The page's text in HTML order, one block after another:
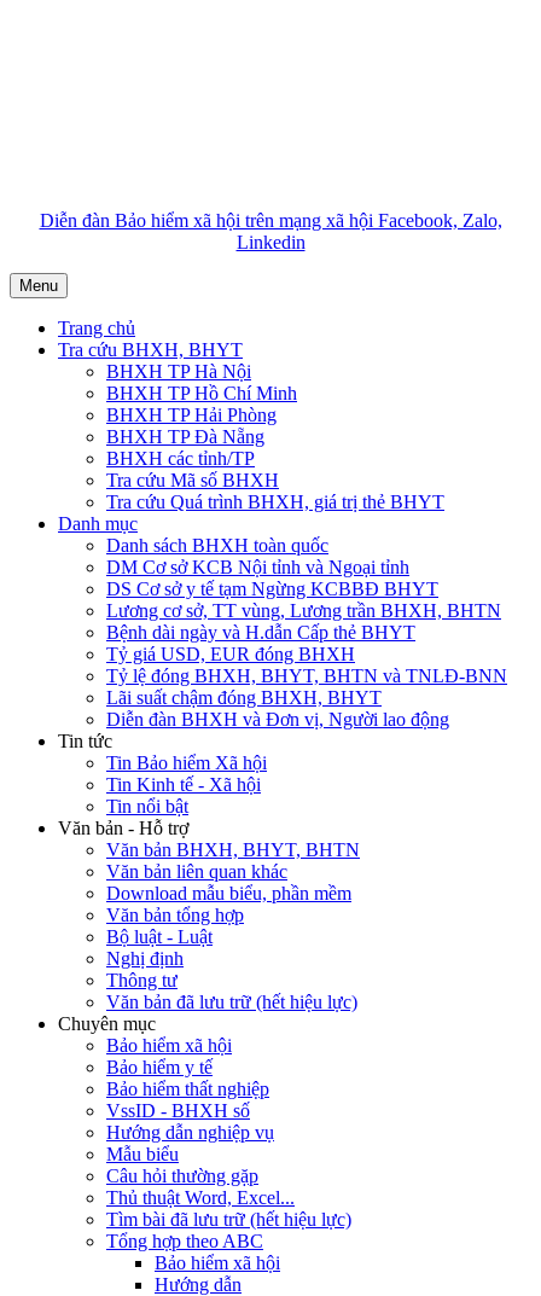
Diễn đàn Bảo hiểm xã hội trên mạng xã hội Facebook, Zalo,
Linkedin
Menu
Trang chủ
Tra cứu BHXH, BHYT
BHXH TP Hà Nội
BHXH TP Hồ Chí Minh
BHXH TP Hải Phòng
BHXH TP Đà Nẵng
BHXH các tỉnh/TP
Tra cứu Mã số BHXH
Tra cứu Quá trình BHXH, giá trị thẻ BHYT
Danh mục
Danh sách BHXH toàn quốc
DM Cơ sở KCB Nội tỉnh và Ngoại tỉnh
DS Cơ sở y tế tạm Ngừng KCBBĐ BHYT
Lương cơ sở, TT vùng, Lương trần BHXH, BHTN
Bệnh dài ngày và H.dẫn Cấp thẻ BHYT
Tỷ giá USD, EUR đóng BHXH
Tỷ lệ đóng BHXH, BHYT, BHTN và TNLĐ-BNN
Lãi suất chậm đóng BHXH, BHYT
Diễn đàn BHXH và Đơn vị, Người lao động
Tin tức
Tin Bảo hiểm Xã hội
Tin Kinh tế - Xã hội
Tin nổi bật
Văn bản - Hỗ trợ
Văn bản BHXH, BHYT, BHTN
Văn bản liên quan khác
Download mẫu biểu, phần mềm
Văn bản tổng hợp
Bộ luật - Luật
Nghị định
Thông tư
Văn bản đã lưu trữ (hết hiệu lực)
Chuyên mục
Bảo hiểm xã hội
Bảo hiểm y tế
Bảo hiểm thất nghiệp
VssID - BHXH số
Hướng dẫn nghiệp vụ
Mẫu biểu
Câu hỏi thường gặp
Thủ thuật Word, Excel...
Tìm bài đã lưu trữ (hết hiệu lực)
Tổng hợp theo ABC
Bảo hiểm xã hội
Hướng dẫn